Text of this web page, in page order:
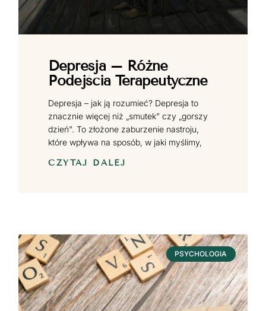
Depresja – Różne
Podejścia Terapeutyczne
Depresja – jak ją rozumieć? Depresja to
znacznie więcej niż „smutek” czy „gorszy
dzień”. To złożone zaburzenie nastroju,
które wpływa na sposób, w jaki myślimy,
CZYTAJ DALEJ
PSYCHOLOGIA